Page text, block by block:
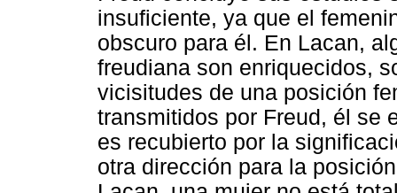
insuficiente, ya que el
obscuro para él. En Lacan,
freudiana son enriquecidos,
vicisitudes de una posición
transmitidos por Freud, él se
es recubierto por la
otra dirección para la